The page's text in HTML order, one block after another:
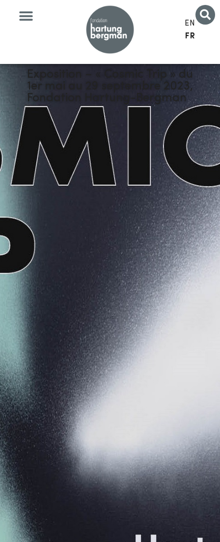
EN
FR
Exposition – « Cosmic Trip » du
1er mai au 29 septembre 2023,
Fondation Hartung-Bergman